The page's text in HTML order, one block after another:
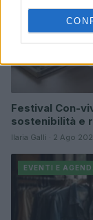
Festival Con-
sostenibilità e
Ilaria Galli · 2 Ago
EVENTI E